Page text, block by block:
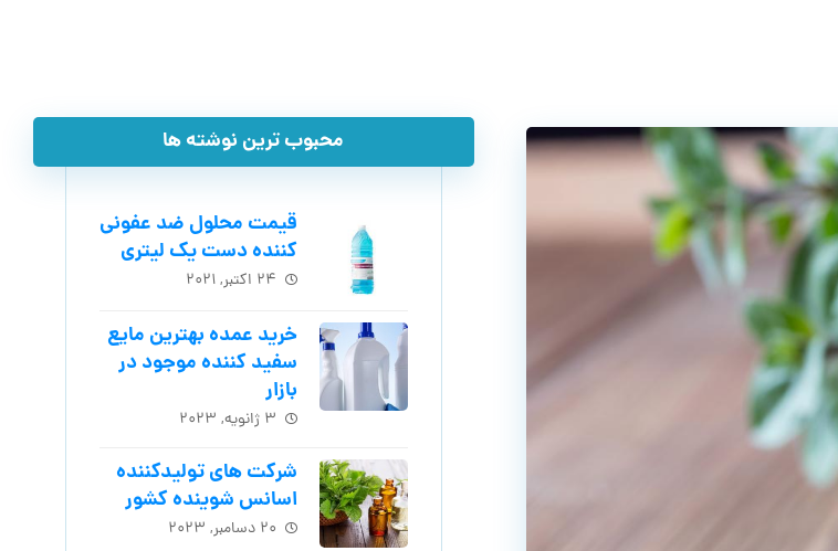
محبوب ترین نوشته ها
قیمت محلول ضد عفونی
کننده دست یک لیتری
۲۴ اکتبر, ۲۰۲۱
خرید عمده بهترین مایع
سفید کننده موجود در
بازار
۳ ژانویه, ۲۰۲۳
شرکت های تولیدکننده
اسانس شوینده کشور
۲۰ دسامبر, ۲۰۲۳